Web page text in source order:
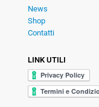
News
Shop
Contatti
LINK UTILI